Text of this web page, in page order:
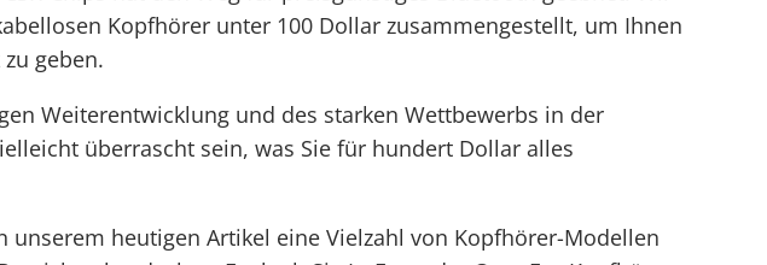
Kopfhörer unter 100 Dollar zusammengestellt, um Ihnen
geben.
Weiterentwicklung und des starken Wettbewerbs in der
überrascht sein, was Sie für hundert Dollar alles
unserem heutigen Artikel eine Vielzahl von Kopfhörer-Modellen